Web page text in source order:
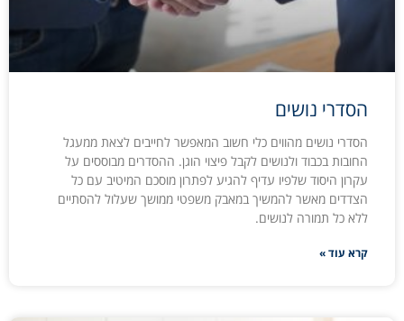
הסדרי נושים
הסדרי נושים מהווים כלי חשוב המאפשר לחייבים לצאת ממעגל
החובות בכבוד ולנושים לקבל פיצוי הוגן. ההסדרים מבוססים על
עקרון היסוד שלפיו עדיף להגיע לפתרון מוסכם המיטיב עם כל
הצדדים מאשר להמשיך במאבק משפטי ממושך שעלול להסתיים
ללא כל תמורה לנושים.
קרא עוד »